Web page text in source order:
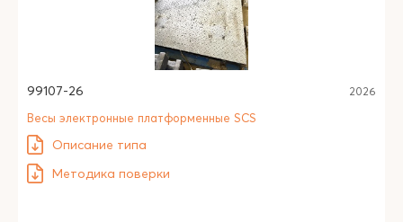
99107-26 2026
Весы электронные платформенные SCS
Описание типа
Методика поверки